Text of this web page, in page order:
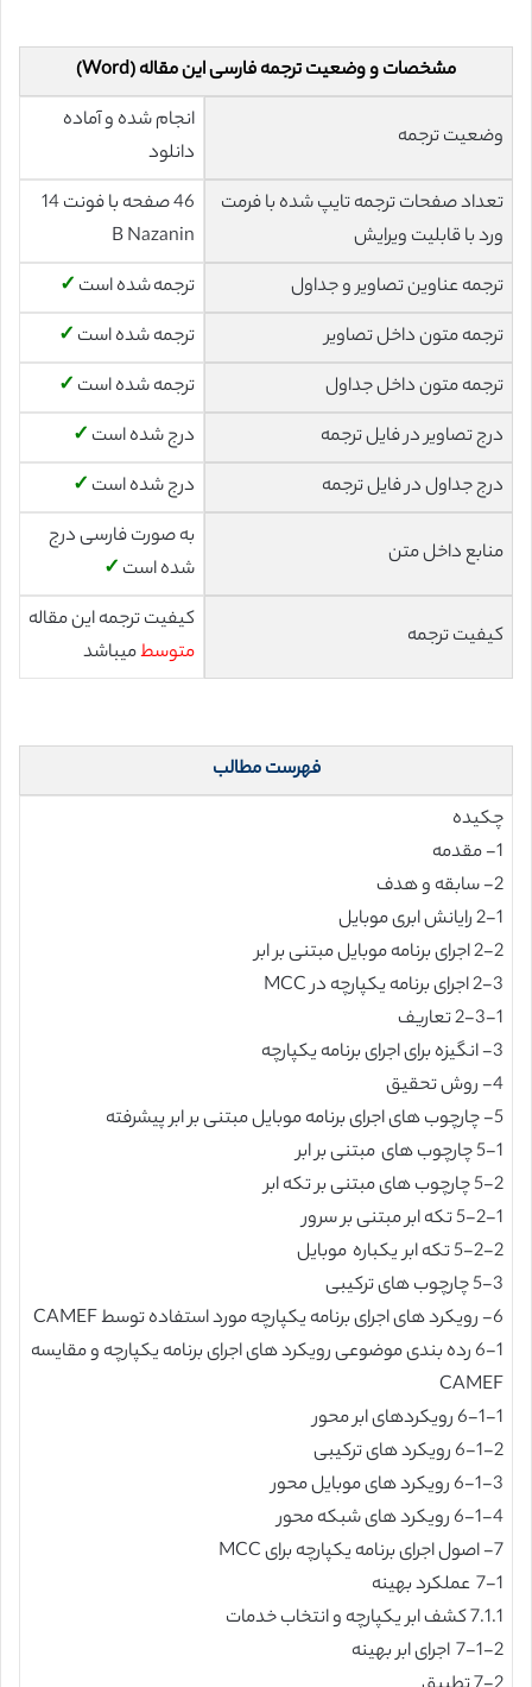
مشخصات و وضعیت ترجمه فارسی این مقاله (Word)
وضعیت ترجمه
انجام شده و آماده
دانلود
تعداد صفحات ترجمه تایپ شده با فرمت
ورد با قابلیت ویرایش
46 صفحه با فونت 14
B Nazanin
ترجمه عناوین تصاویر و جداول
ترجمه شده است ✓
ترجمه متون داخل تصاویر
ترجمه شده است ✓
ترجمه متون داخل جداول
ترجمه شده است ✓
درج تصاویر در فایل ترجمه
درج شده است ✓
درج جداول در فایل ترجمه
درج شده است ✓
منابع داخل متن
به صورت فارسی درج
شده است ✓
کیفیت ترجمه
کیفیت ترجمه این مقاله
متوسطمیباشد
فهرست مطالب
چکیده
1- مقدمه
2- سابقه و هدف
2-1 رایانش ابری موبایل
2-2 اجرای برنامه موبایل مبتنی بر ابر
2-3 اجرای برنامه یکپارچه در MCC
2-3-1 تعاریف
3- انگیزه برای اجرای برنامه یکپارچه
4- روش تحقیق
5- چارچوب های اجرای برنامه موبایل مبتنی بر ابر پیشرفته
5-1 چارچوب های مبتنی بر ابر
5-2 چارچوب های مبتنی بر تکه ابر
5-2-1 تکه ابر مبتنی بر سرور
5-2-2 تکه ابر یکباره موبایل
5-3 چارچوب های ترکیبی
6- رویکرد های اجرای برنامه یکپارچه مورد استفاده توسط CAMEF
6-1 رده بندی موضوعی رویکرد های اجرای برنامه یکپارچه و مقایسه
CAMEF
6-1-1 رویکردهای ابر محور
6-1-2 رویکرد های ترکیبی
6-1-3 رویکرد های موبایل محور
6-1-4 رویکرد های شبکه محور
7- اصول اجرای برنامه یکپارچه برای MCC
7-1 عملکرد بهینه
7.1.1 کشف ابر یکپارچه و انتخاب خدمات
7-1-2 اجرای ابر بهینه